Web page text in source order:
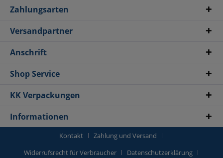
Zahlungsarten
Versandpartner
Anschrift
Shop Service
KK Verpackungen
Informationen
Kontakt
Zahlung und Versand
Widerrufsrecht für Verbraucher
Datenschutzerklärung